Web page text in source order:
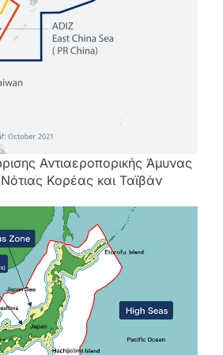
Αντιαεροπορικής Άμυνας
Κορέας και Ταϊβάν